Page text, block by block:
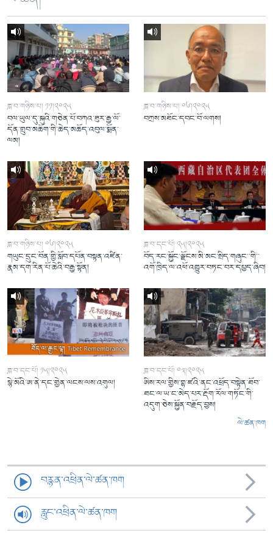
ཟླ་བ་གཉིས་པ། ༡༡།༢༠༢༥
བལ་ཡུལ་དུ་སྐུའི་གཅེན་པོ་བཀའ་ཟུར་རྒྱ་ལོ་
དོན་གྲུབ་མཆོག་གི་ཆེད་མཆོད་འབུལ་སྨོན་
ལམ།
ཟླ་བ་གཉིས་པ། ༠༦།༢༠༢༥
བཀྲས་མཐོང་དབང་བོ་ལགས།
ཟླ་བ་གཉིས་པ། ༠༦།༢༠༢༥
གཡུང་དྲུང་བོན་གྱི་སློབ་དཔོན་བསྟན་འཛིན་
རྣམ་དག་རིན་པོ་ཆེའི་བརྒྱ་སྟོན།
ཟླ་བ་དང་པོ། ༢༥།༢༠༢༥
བོད་རང་སྐྱོང་ལྗོངས་མི་མང་སྲིད་གཞུང་་གི་་
འགོ་ཁྲིད་ལ་འཕོ་འགྱུར་བཏང་བར་དཔྱད་ཞིབ།
ཟླ་བ་དང་པོ། ༡༥།༢༠༢༥
སྙེ་མོའི་ཨ་ནེ་དང་གྱེན་ལངས་ལས་འགུལ།
ཟླ་བ་དང་པོ། ༠༣།༢༠༢༥
ཨིས་རལ་གྱིས་གྷ་ཛའི་ནང་འཕྲོད་བསྟེན་ཐོབ་
ཐང་ལ་ཡ་ང་མེད་པར་རྡོག་རོལ་གཏོང་གི་
འདུག་ཅེས་སྐྱོན་བརྗོད་བྱས།
ལེ་ཚན་ཁག
བརྙན་འཕྲིན་ལེ་ཚན་ཁག
རླུང་འཕྲིན་ལེ་ཚན་ཁག